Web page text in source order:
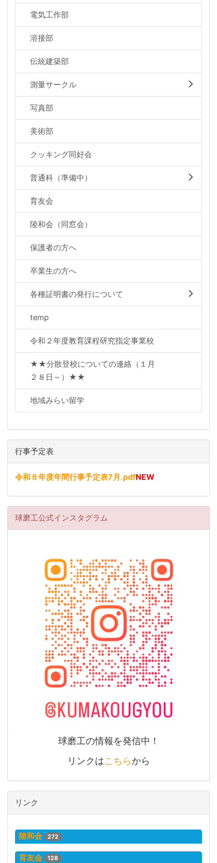
電気工作部
溶接部
伝統建築部
測量サークル
写真部
美術部
クッキング同好会
普通科（準備中）
育友会
陵和会（同窓会）
保護者の方へ
卒業生の方へ
各種証明書の発行について
temp
令和２年度教育課程研究指定事業校
★★分散登校についての連絡（１月
２８日～）★★
地域みらい留学
行事予定表
令和８年度年間行事予定表7月.pdfNEW
球磨工公式インスタグラム
球磨工の情報を発信中！
リンクはこちらから
リンク
陵和会 272
育友会 128